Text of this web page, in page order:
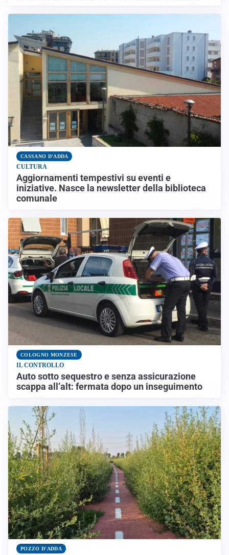
CASSANO D'ADDA
CULTURA
Aggiornamenti tempestivi su eventi e
iniziative. Nasce la newsletter della biblioteca
comunale
COLOGNO MONZESE
IL CONTROLLO
Auto sotto sequestro e senza assicurazione
scappa all’alt: fermata dopo un inseguimento
POZZO D'ADDA